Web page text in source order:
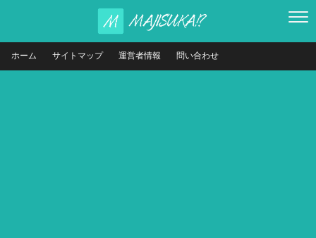
ホーム サイトマップ 運営者情報 問い合わせ